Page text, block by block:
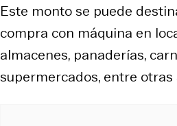
Este monto se puede
compra con máquina en
almacenes, panaderías,
supermercados, entre otras